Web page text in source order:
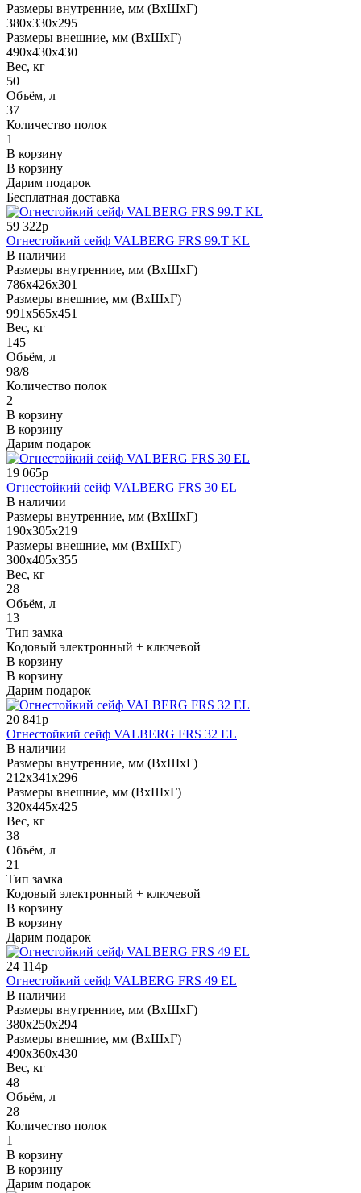
Размеры внутренние, мм (ВхШхГ)
380x330x295
Размеры внешние, мм (ВхШхГ)
490x430x430
Вес, кг
50
Объём, л
37
Количество полок
1
В корзину
В корзину
Дарим подарок
Бесплатная доставка
59 322р
Огнестойкий сейф VALBERG FRS 99.T KL
В наличии
Размеры внутренние, мм (ВхШхГ)
786x426x301
Размеры внешние, мм (ВхШхГ)
991x565x451
Вес, кг
145
Объём, л
98/8
Количество полок
2
В корзину
В корзину
Дарим подарок
19 065р
Огнестойкий сейф VALBERG FRS 30 EL
В наличии
Размеры внутренние, мм (ВхШхГ)
190x305x219
Размеры внешние, мм (ВхШхГ)
300x405x355
Вес, кг
28
Объём, л
13
Тип замка
Кодовый электронный + ключевой
В корзину
В корзину
Дарим подарок
20 841р
Огнестойкий сейф VALBERG FRS 32 EL
В наличии
Размеры внутренние, мм (ВхШхГ)
212x341x296
Размеры внешние, мм (ВхШхГ)
320x445x425
Вес, кг
38
Объём, л
21
Тип замка
Кодовый электронный + ключевой
В корзину
В корзину
Дарим подарок
24 114р
Огнестойкий сейф VALBERG FRS 49 EL
В наличии
Размеры внутренние, мм (ВхШхГ)
380x250x294
Размеры внешние, мм (ВхШхГ)
490x360x430
Вес, кг
48
Объём, л
28
Количество полок
1
В корзину
В корзину
Дарим подарок